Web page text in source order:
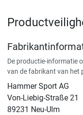
De productie-informatie
van de fabrikant van het
Hammer Sport AG
Von-Liebig-Straße 21
89231 Neu-Ulm